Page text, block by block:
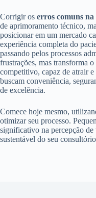
Corrigir os erros comuns na
de aprimoramento técnico,
posicionar em um mercado
experiência completa do
passando pelos processos
frustrações, mas transforma
competitivo, capaz de atrair
buscam conveniência,
de excelência.
Comece hoje mesmo,
otimizar seu processo.
significativo na percepção
sustentável do seu